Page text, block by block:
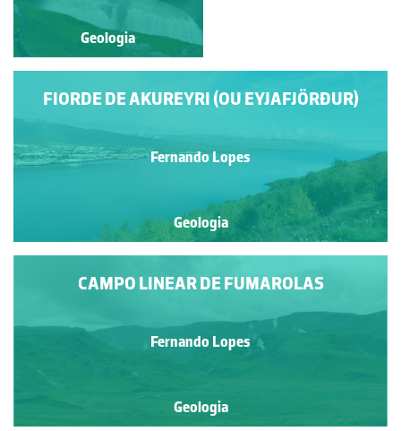
Geologia
Geologia
FIORDE DE AKUREYRI (OU EYJAFJÖRÐUR)
Fernando Lopes
Geologia
CAMPO LINEAR DE FUMAROLAS
Fernando Lopes
Geologia